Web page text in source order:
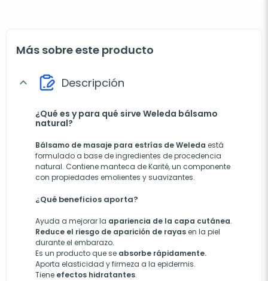
Más sobre este producto
expand_more Descripción
¿Qué es y para qué sirve Weleda bálsamo
natural?
Bálsamo de masaje para estrías de Weleda está
formulado a base de ingredientes de procedencia
natural. Contiene manteca de Karité, un componente
con propiedades emolientes y suavizantes.
¿Qué beneficios aporta?
Ayuda a mejorar la apariencia de la capa cutánea.
Reduce el riesgo de aparición de rayasen la piel
durante el embarazo.
Es un producto que se absorbe rápidamente.
Aporta elasticidad y firmeza a la epidermis.
Tiene efectos hidratantes.